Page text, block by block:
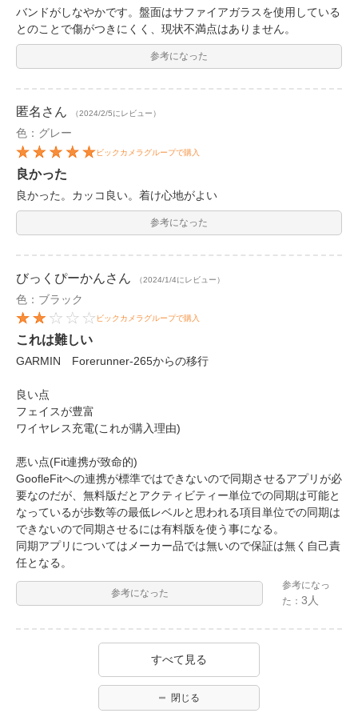
バンドがしなやかです。盤面はサファイアガラスを使用している
とのことで傷がつきにくく、現状不満点はありません。
参考になった
匿名 さん （2024/2/5にレビュー）
色：グレー
ビックカメラグループで購入
良かった
良かった。カッコ良い。着け心地がよい
参考になった
びっくぴーかんさん （2024/1/4にレビュー）
色：ブラック
ビックカメラグループで購入
これは難しい
GARMIN Forerunner-265からの移行
良い点
フェイスが豊富
ワイヤレス充電(これが購入理由)
悪い点(Fit連携が致命的)
GoofleFitへの連携が標準ではできないので同期させるアプリが必
要なのだが、無料版だとアクティビティー単位での同期は可能と
なっているが歩数等の最低レベルと思われる項目単位での同期は
できないので同期させるには有料版を使う事になる。
同期アプリについてはメーカー品では無いので保証は無く自己責
任となる。
参考になった
参考になっ
た：3人
すべて見る
閉じる